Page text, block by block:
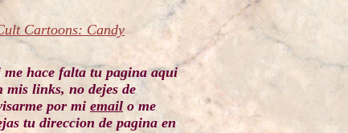
Cartoons: Candy
me hace falta tu pagina aqui
mis links, no dejes de
por mi email o me
tu direccion de pagina en